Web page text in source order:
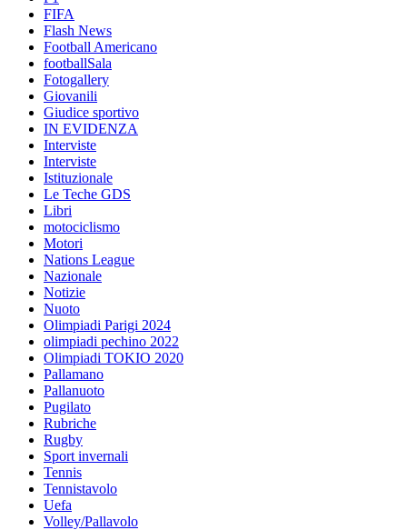
FIFA
Flash News
Football Americano
footballSala
Fotogallery
Giovanili
Giudice sportivo
IN EVIDENZA
Interviste
Interviste
Istituzionale
Le Teche GDS
Libri
motociclismo
Motori
Nations League
Nazionale
Notizie
Nuoto
Olimpiadi Parigi 2024
olimpiadi pechino 2022
Olimpiadi TOKIO 2020
Pallamano
Pallanuoto
Pugilato
Rubriche
Rugby
Sport invernali
Tennis
Tennistavolo
Uefa
Volley/Pallavolo